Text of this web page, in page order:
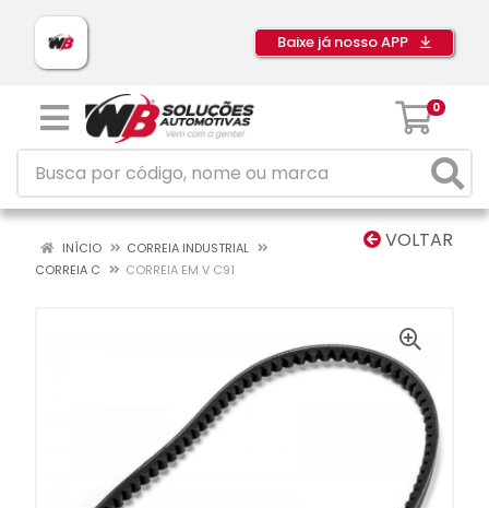
Baixe já nosso APP
0
VOLTAR
INÍCIO
CORREIA INDUSTRIAL
CORREIA C
CORREIA EM V C91